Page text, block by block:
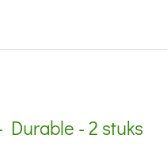
Durable - 2 stuks